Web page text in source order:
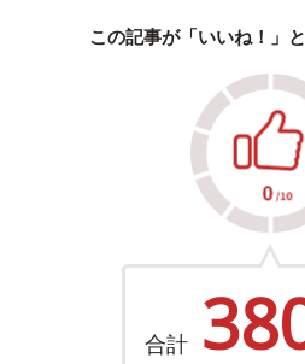
この記事が「いいね！」
合計